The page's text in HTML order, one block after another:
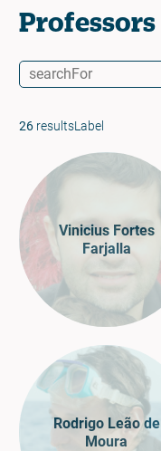
Professors
26 resultsLabel
Vinicius Fortes
Farjalla
Rodrigo Leão de
Moura